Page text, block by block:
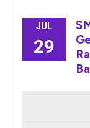
JUL
29